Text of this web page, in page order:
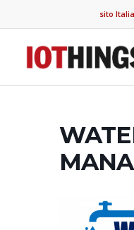
sito